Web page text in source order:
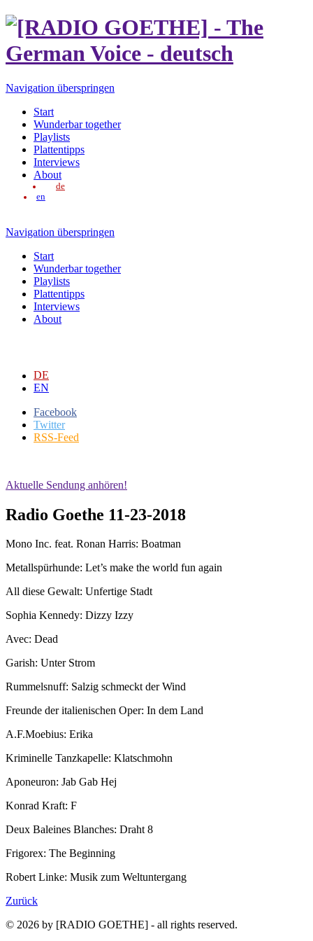
Navigation überspringen
Start
Wunderbar together
Playlists
Plattentipps
Interviews
About
de
en
Navigation überspringen
Start
Wunderbar together
Playlists
Plattentipps
Interviews
About
DE
EN
Facebook
Twitter
RSS-Feed
Aktuelle Sendung anhören!
Radio Goethe 11-23-2018
Mono Inc. feat. Ronan Harris: Boatman
Metallspürhunde: Let’s make the world fun again
All diese Gewalt: Unfertige Stadt
Sophia Kennedy: Dizzy Izzy
Avec: Dead
Garish: Unter Strom
Rummelsnuff: Salzig schmeckt der Wind
Freunde der italienischen Oper: In dem Land
A.F.Moebius: Erika
Kriminelle Tanzkapelle: Klatschmohn
Aponeuron: Jab Gab Hej
Konrad Kraft: F
Deux Baleines Blanches: Draht 8
Frigorex: The Beginning
Robert Linke: Musik zum Weltuntergang
Zurück
© 2026 by [RADIO GOETHE] - all rights reserved.